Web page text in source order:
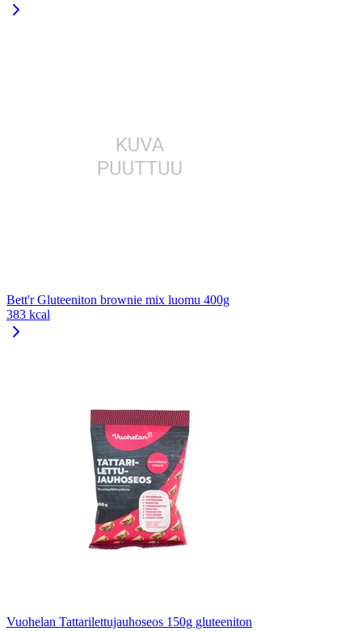
Bett'r Gluteeniton brownie mix luomu 400g
383 kcal
Vuohelan Tattarilettujauhoseos 150g gluteeniton